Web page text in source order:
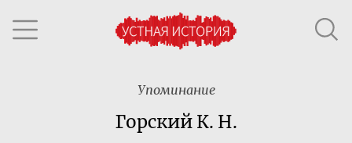
Упоминание
Горский К. Н.